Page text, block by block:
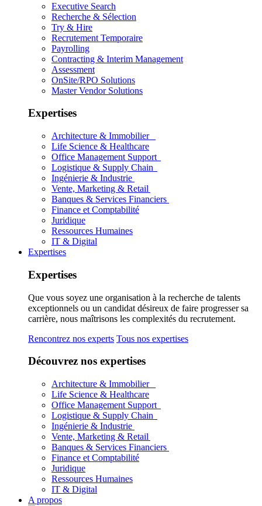
Executive Search
Recherche & Sélection
Try & Hire
Recrutement Temporaire
Payrolling
Contracting & Interim Management
Assessment
OnSite/RPO Solutions
Master Vendor Solutions
Expertises
Architecture & Immobilier
Life Science & Healthcare
Office Management Support
Logistique & Supply Chain
Ingénierie & Industrie
Vente, Marketing & Retail
Banques & Services Financiers
Finance et Comptabilité
Juridique
Ressources Humaines
IT & Digital
Expertises
Expertises
Que vous soyez une organisation à la recherche de talents
exceptionnels ou un candidat désireux de faire progresser sa
carrière, nous maîtrisons les complexités du recrutement.
Rencontrez nos experts Tous nos expertises
Découvrez nos expertises
Architecture & Immobilier
Life Science & Healthcare
Office Management Support
Logistique & Supply Chain
Ingénierie & Industrie
Vente, Marketing & Retail
Banques & Services Financiers
Finance et Comptabilité
Juridique
Ressources Humaines
IT & Digital
A propos